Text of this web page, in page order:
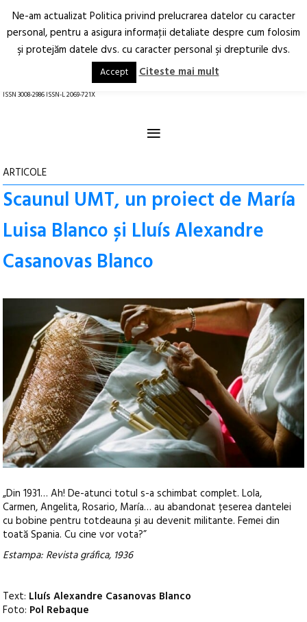
Arhitectură.
Oraș.
RO EN
ISSN 3008-2986 ISSN-L 2069-721X
≡
ARTICOLE
Scaunul UMT, un proiect de María
Luisa Blanco și Lluís Alexandre
Casanovas Blanco
„Din 1931… Ah! De-atunci totul s-a schimbat complet. Lola,
Carmen, Angelita, Rosario, María… au abandonat țeserea dantelei
cu bobine pentru totdeauna și au devenit militante. Femei din
toată Spania. Cu cine vor vota?”
Estampa: Revista gráfica, 1936
Text: Lluís Alexandre Casanovas Blanco
Foto: Pol Rebaque
Ne-am actualizat Politica privind prelucrarea datelor cu caracter
personal, pentru a asigura informaţii detaliate despre cum folosim
şi protejăm datele dvs. cu caracter personal şi drepturile dvs.
Accept Citeste mai mult